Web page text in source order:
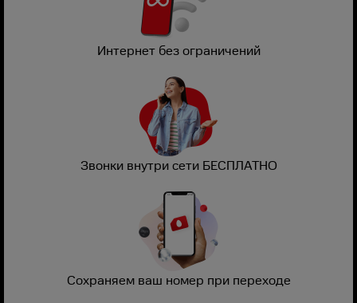
Интернет без ограничений
Звонки внутри сети БЕСПЛАТНО
Сохраняем ваш номер при переходе